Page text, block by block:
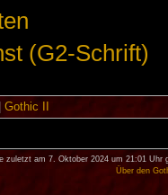
(G2-Schrift)
Gothic II
zuletzt am 7. Oktober 2024 um 21:01 Uhr
Über den